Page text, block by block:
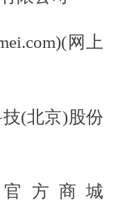
网上
(北京)股份
方商城